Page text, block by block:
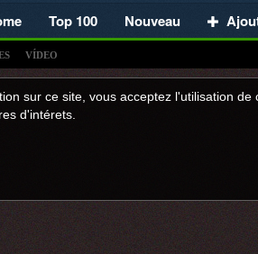
Top 100 Nouveau
VÍDEO
sur ce site, vous acceptez l'utilisation
d'intérets.